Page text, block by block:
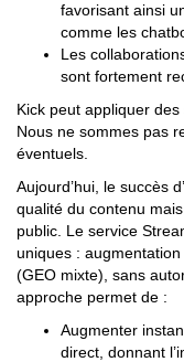
favorisant ainsi
comme les
Les
sont fortement
Kick peut appliquer
Nous ne sommes pas
éventuels.
Aujourd’hui, le succès
qualité du contenu
public. Le service
uniques :
(GEO mixte), sans
approche permet de :
Augmenter
direct, donnant